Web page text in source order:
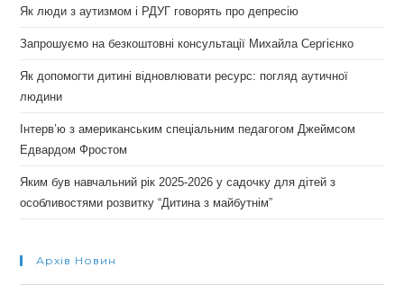
Як люди з аутизмом і РДУГ говорять про депресію
Запрошуємо на безкоштовні консультації Михайла Сергієнко
Як допомогти дитині відновлювати ресурс: погляд аутичної
людини
Інтерв’ю з американським спеціальним педагогом Джеймсом
Едвардом Фростом
Яким був навчальний рік 2025-2026 у садочку для дітей з
особливостями розвитку “Дитина з майбутнім”
Архів Новин